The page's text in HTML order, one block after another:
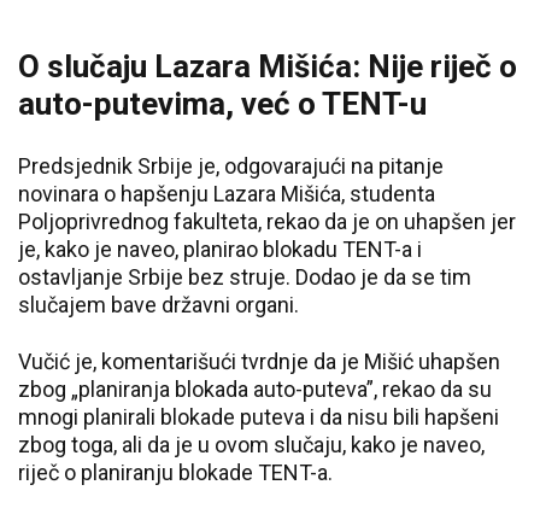
O slučaju Lazara Mišića: Nije riječ o
auto-putevima, već o TENT-u
Predsjednik Srbije je, odgovarajući na pitanje
novinara o hapšenju Lazara Mišića, studenta
Poljoprivrednog fakulteta, rekao da je on uhapšen jer
je, kako je naveo, planirao blokadu TENT-a i
ostavljanje Srbije bez struje. Dodao je da se tim
slučajem bave državni organi.
Vučić je, komentarišući tvrdnje da je Mišić uhapšen
zbog „planiranja blokada auto-puteva”, rekao da su
mnogi planirali blokade puteva i da nisu bili hapšeni
zbog toga, ali da je u ovom slučaju, kako je naveo,
riječ o planiranju blokade TENT-a.